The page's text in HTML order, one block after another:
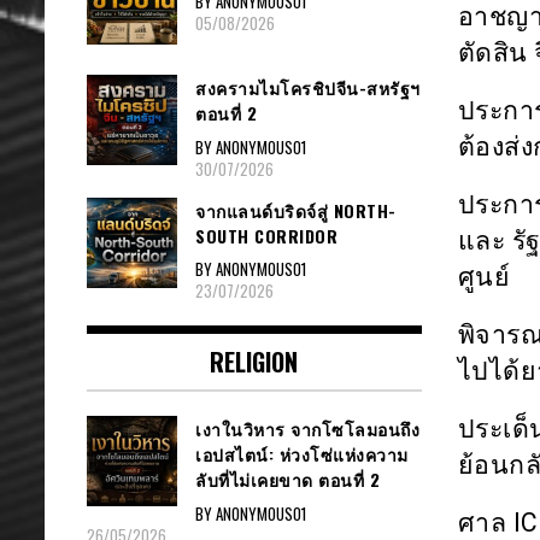
อาชญ
ตัดสิน
ประก
ต้องส่
ประก
และ รั
ศูนย์
พิจาร
ไปได้
ประเ
ย้อนก
ศาล
05/08/2026
สงครามไมโครชิปจีน-สหรัฐฯ
ตอนที่ 2
BY ANONYMOUS01
30/07/2026
จากแลนด์บริดจ์สู่ NORTH-
SOUTH CORRIDOR
BY ANONYMOUS01
23/07/2026
RELIGION
เงาในวิหาร จากโซโลมอนถึง
เอปสไตน์: ห่วงโซ่แห่งความ
ลับที่ไม่เคยขาด ตอนที่ 2
BY ANONYMOUS01
26/05/2026